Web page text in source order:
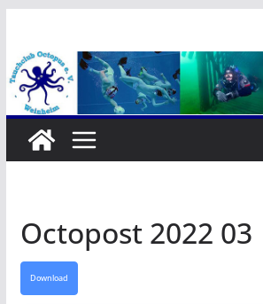
springen
Octopost 2022 03
Download